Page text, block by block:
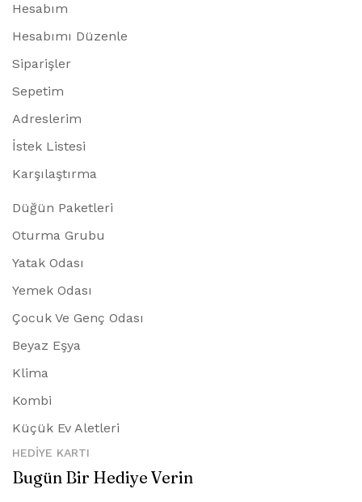
Hesabım
Hesabımı Düzenle
Siparişler
Sepetim
Adreslerim
İstek Listesi
Karşılaştırma
Düğün Paketleri
Oturma Grubu
Yatak Odası
Yemek Odası
Çocuk Ve Genç Odası
Beyaz Eşya
Klima
Kombi
Küçük Ev Aletleri
HEDIYE KARTI
Bugün Bir Hediye Verin